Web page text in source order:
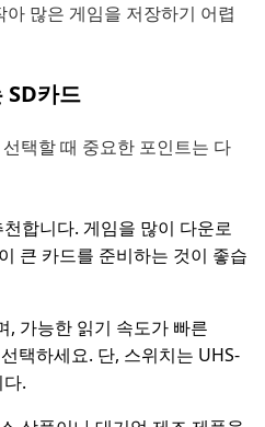
많은 게임을 저장하기 어렵
카드
택할 때 중요한 포인트는 다
합니다. 게임을 많이 다운로
큰 카드를 준비하는 것이 좋습
, 가능한 읽기 속도가 빠른
택하세요. 단, 스위치는 UHS-
.